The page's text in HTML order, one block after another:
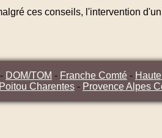
ces conseils, l'intervention d'un
- DOM/TOM - Franche Comté -
Poitou Charentes - Provence Alpes